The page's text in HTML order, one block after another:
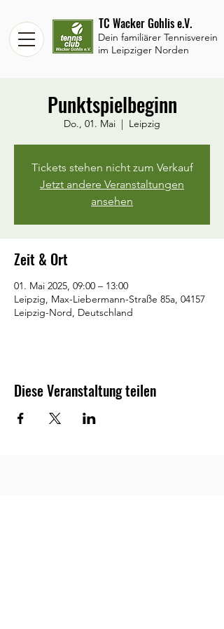
TC Wacker Gohlis e.V.
Dein familiärer Tennisverein
im Leipziger Norden
Punktspielbeginn
Do., 01. Mai
  |
Leipzig
Tickets stehen nicht zum Verkauf
Jetzt andere Veranstaltungen
ansehen
Zeit & Ort
01. Mai 2025, 09:00 – 13:00
Leipzig, Max-Liebermann-Straße 85a, 04157
Leipzig-Nord, Deutschland
Diese Veranstaltung teilen